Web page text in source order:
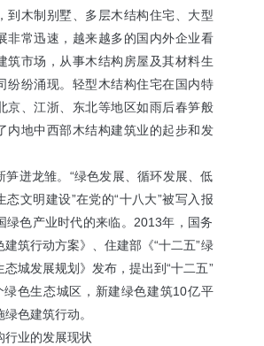
到木制别墅、多层木结构住宅、大型
非常迅速，越来越多的国内外企业看
筑市场，从事木结构房屋及其材料生
纷纷涌现。轻型木结构住宅在国内特
京、江浙、东北等地区如雨后春笋般
内地中西部木结构建筑业的起步和发
笋迸龙雏。“绿色发展、循环发展、低
态文明建设”在党的“十八大”被写入报
绿色产业时代的来临。2013年，国务
建筑行动方案》、住建部《“十二五”绿
城发展规划》发布，提出到“十二五”
绿色生态城区，新建绿色建筑10亿平
色建筑行动。
行业的发展现状